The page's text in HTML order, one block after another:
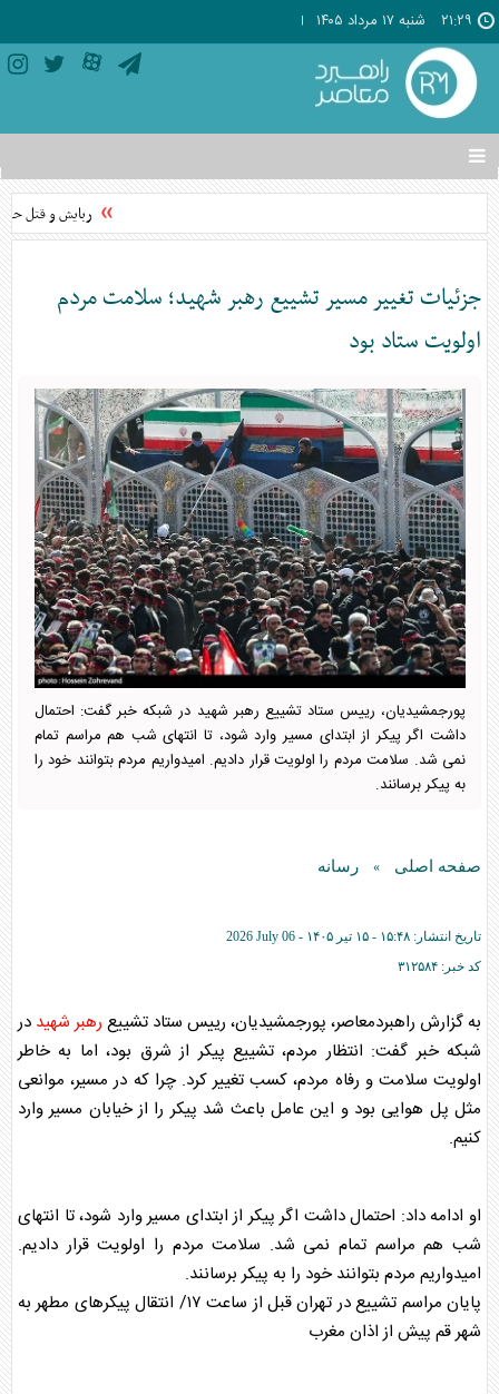
۲۱:۲۹ شنبه ۱۷ مرداد ۱۴۰۵
تغییر
وضعیت
منوی
ها
ربایش و قتل
جزئیات تغییر مسیر تشییع رهبر شهید؛ سلامت مردم
اولویت ستاد بود
پورجمشیدیان، رییس ستاد تشییع رهبر شهید در شبکه خبر گفت: احتمال
داشت اگر پیکر از ابتدای مسیر وارد شود، تا انتهای شب هم مراسم تمام
نمی شد. سلامت مردم را اولویت قرار دادیم. امیدواریم مردم بتوانند خود را
به پیکر برسانند.
صفحه اصلی » رسانه
تاریخ انتشار: ۱۵:۴۸ - ۱۵ تير ۱۴۰۵ -
2026 July 06
کد خبر: ۳۱۲۵۸۴
به گزارش راهبردمعاصر، پورجمشیدیان، رییس ستاد تشییع رهبر شهید در
شبکه خبر گفت: انتظار مردم، تشییع پیکر از شرق بود، اما به خاطر
اولویت سلامت و رفاه مردم، کسب تغییر کرد. چرا که در مسیر، موانعی
مثل پل هوایی بود و این عامل باعث شد پیکر را از خیابان مسیر وارد
کنیم.
او ادامه داد: احتمال داشت اگر پیکر از ابتدای مسیر وارد شود، تا انتهای
شب هم مراسم تمام نمی شد. سلامت مردم را اولویت قرار دادیم.
امیدواریم مردم بتوانند خود را به پیکر برسانند.
پایان مراسم تشییع در تهران قبل از ساعت ۱۷/ انتقال پیکرهای مطهر به
شهر قم پیش از اذان مغرب